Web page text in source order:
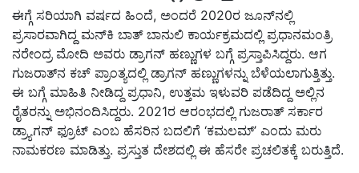
ಈಗ್ಗೆ ಸರಿಯಾಗಿ ವರ್ಷದ ಹಿಂದೆ, ಅಂದರೆ 2020ರ ಜೂನ್‌ನಲ್ಲಿ
ಪ್ರಸಾರವಾಗಿದ್ದ ಮನ್‌ಕಿ ಬಾತ್ ಬಾನುಲಿ ಕಾರ್ಯಕ್ರಮದಲ್ಲಿ ಪ್ರಧಾನಮಂತ್ರಿ
ನರೇಂದ್ರ ಮೋದಿ ಅವರು ಡ್ರಾಗನ್ ಹಣ್ಣುಗಳ ಬಗ್ಗೆ ಪ್ರಸ್ತಾಪಿಸಿದ್ದರು. ಆಗ
ಗುಜರಾತ್‌ನ ಕಚ್ ಪ್ರಾಂತ್ಯದಲ್ಲಿ ಡ್ರಾಗನ್ ಹಣ್ಣುಗಳನ್ನು ಬೆಳೆಯಲಾಗುತ್ತಿತ್ತು.
ಈ ಬಗ್ಗೆ ಮಾಹಿತಿ ನೀಡಿದ್ದ ಪ್ರಧಾನಿ, ಉತ್ತಮ ಇಳುವರಿ ಪಡೆದಿದ್ದ ಅಲ್ಲಿನ
ರೈತರನ್ನು ಅಭಿನಂದಿಸಿದ್ದರು. 2021ರ ಆರಂಭದಲ್ಲಿ ಗುಜರಾತ್ ಸರ್ಕಾರ
ಡ್ರ್ಯಾಗನ್ ಫ್ರೂಟ್ ಎಂಬ ಹೆಸರಿನ ಬದಲಿಗೆ ‘ಕಮಲಮ್’ ಎಂದು ಮರು
ನಾಮಕರಣ ಮಾಡಿತ್ತು. ಪ್ರಸ್ತುತ ದೇಶದಲ್ಲಿ ಈ ಹೆಸರೇ ಪ್ರಚಲಿತಕ್ಕೆ ಬರುತ್ತಿದೆ.